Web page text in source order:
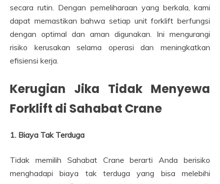
secara rutin. Dengan pemeliharaan yang berkala, kami
dapat memastikan bahwa setiap unit forklift berfungsi
dengan optimal dan aman digunakan. Ini mengurangi
risiko kerusakan selama operasi dan meningkatkan
efisiensi kerja.
Kerugian Jika Tidak Menyewa
Forklift di Sahabat Crane
1. Biaya Tak Terduga
Tidak memilih Sahabat Crane berarti Anda berisiko
menghadapi biaya tak terduga yang bisa melebihi